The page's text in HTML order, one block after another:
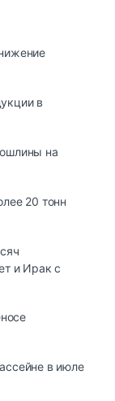
в
на
20 тонн
и Ирак с
в июле